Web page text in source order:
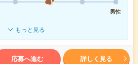
男性
もっと見る
応募へ進む 詳しく見る